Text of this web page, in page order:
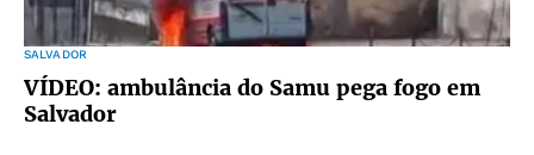
SALVADOR
VÍDEO: ambulância do Samu pega fogo em
Salvador